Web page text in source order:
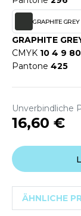
UND
HOODS
T'S
SERIE
GRAPHITE GREY
GRAPHITE
CMYK 10 4 9 80
Pantone 425
Unverbindliche
16,60 €
ÄHNLICHE